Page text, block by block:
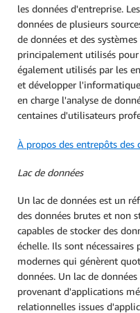
les données d'entreprise.
données de plusieurs
de données et des
principalement utilisés
également utilisés par les
et développer
en charge l'analyse de
centaines d'utilisateurs
À propos des entrepôts des
Lac de données
Un lac de données est un
des données brutes et non
capables de stocker des
échelle. Ils sont
modernes qui génèrent
données. Un lac de
provenant d'applications
relationnelles issues